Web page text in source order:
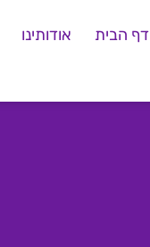
דף הבית אודותינו